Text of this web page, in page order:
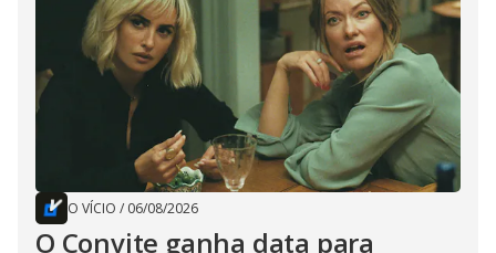
O VÍCIO / 06/08/2026
O Convite ganha data para